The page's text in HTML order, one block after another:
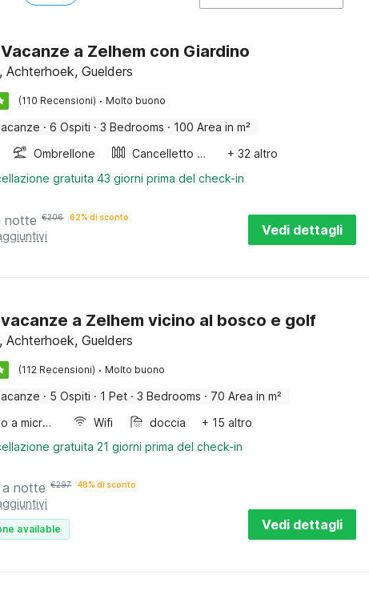
a Zelhem con Giardino
Achterhoek, Guelders
(110 Recensioni) · Molto buono
· 6 Ospiti · 3 Bedrooms · 100 Area in m²
Ombrellone Cancelletto per scale
+ 32 altro
gratuita 43 giorni prima del check-in
notte €206 62% di sconto
Vedi dettagli
a Zelhem vicino al bosco e golf
Achterhoek, Guelders
(112 Recensioni) · Molto buono
· 5 Ospiti · 1 Pet · 3 Bedrooms · 70 Area in m²
Forno a microonde combinato
Wifi doccia
+ 15 altro
gratuita 21 giorni prima del check-in
a notte €297 48% di sconto
available Vedi dettagli